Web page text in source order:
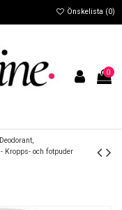
Önskelista (0)
0
Deodorant,
- Kropps- och fotpuder